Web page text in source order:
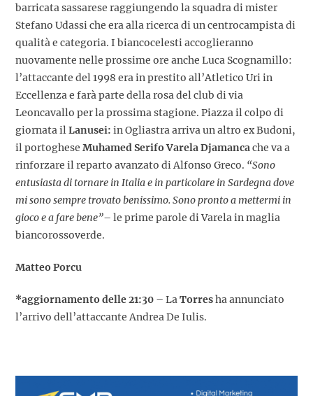
barricata sassarese raggiungendo la squadra di mister
Stefano Udassi che era alla ricerca di un centrocampista di
qualità e categoria. I biancocelesti accoglieranno
nuovamente nelle prossime ore anche Luca Scognamillo:
l’attaccante del 1998 era in prestito all’Atletico Uri in
Eccellenza e farà parte della rosa del club di via
Leoncavallo per la prossima stagione. Piazza il colpo di
giornata ilLanusei: in Ogliastra arriva un altro ex Budoni,
il portoghese Muhamed Serifo Varela Djamancache va a
rinforzare il reparto avanzato di Alfonso Greco. “Sono
entusiasta di tornare in Italia e in particolare in Sardegna dove
mi sono sempre trovato benissimo. Sono pronto a mettermi in
gioco e a fare bene”– le prime parole di Varela in maglia
biancorossoverde.
Matteo Porcu
*aggiornamento delle 21:30 – LaTorresha annunciato
l’arrivo dell’attaccante Andrea De Iulis.